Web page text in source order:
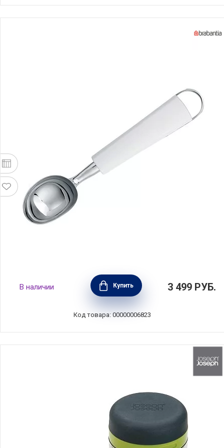
Ложка для мороженого Essential, белый,
Brabantia, 400346
В наличии Купить 3 499 РУБ.
Код товара: 00000006823